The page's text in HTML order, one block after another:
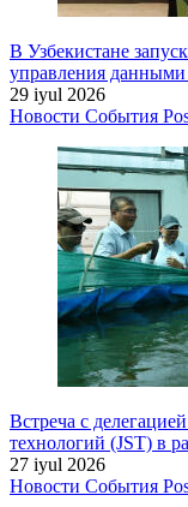
В Узбекистане
управления данными
29 iyul 2026
Новости События
Встреча с
технологий (JST) в
27 iyul 2026
Новости События